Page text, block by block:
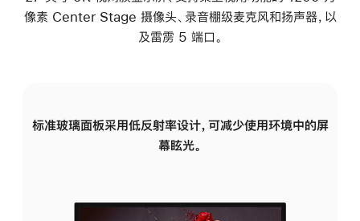
像素 Center Stage 摄像头、录音棚级麦克风和扬声器，以
及雷雳 5 端口。
标准玻璃面板采用低反射率设计，可减少使用环境中的屏
幕眩光。